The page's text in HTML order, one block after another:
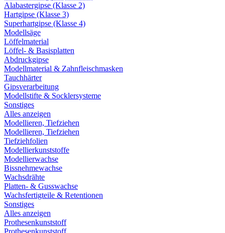
Alabastergipse (Klasse 2)
Hartgipse (Klasse 3)
Superhartgipse (Klasse 4)
Modellsäge
Löffelmaterial
Löffel- & Basisplatten
Abdruckgipse
Modellmaterial & Zahnfleischmasken
Tauchhärter
Gipsverarbeitung
Modellstifte & Socklersysteme
Sonstiges
Alles anzeigen
Modellieren, Tiefziehen
Modellieren, Tiefziehen
Tiefziehfolien
Modellierkunststoffe
Modellierwachse
Bissnehmewachse
Wachsdrähte
Platten- & Gusswachse
Wachsfertigteile & Retentionen
Sonstiges
Alles anzeigen
Prothesenkunststoff
Prothesenkunststoff